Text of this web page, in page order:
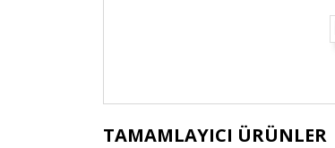
Bu ürünün fiyat bilgisi, resim, ürün
kullanarak tarafımıza iletebilirsiniz.
TAMAMLAYICI ÜRÜNLER